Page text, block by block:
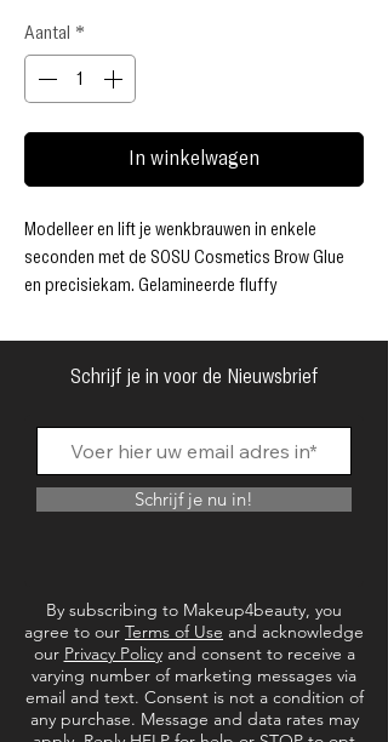
Aantal *
In winkelwagen
Modelleer en lift je wenkbrauwen in enkele
seconden met de SOSU Cosmetics Brow Glue
en precisiekam. Gelamineerde fluffy
duo!
✓ Mooie wenkbrauwen in seconden
✓ Waterbestendig
Schrijf je in voor de Nieuwsbrief
Schrijf je nu in!
By subscribing to Makeup4beauty, you
agree to our Terms of Use and acknowledge
our Privacy Policyand consent to receive a
varying number of marketing messages via
email and text. Consent is not a condition of
any purchase. Message and data rates may